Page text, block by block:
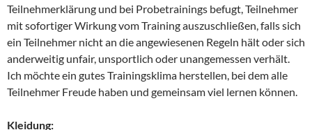
Teilnehmerklärung und bei Probetrainings befugt, Teilnehmer
mit sofortiger Wirkung vom Training auszuschließen, falls sich
ein Teilnehmer nicht an die angewiesenen Regeln hält oder sich
anderweitig unfair, unsportlich oder unangemessen verhält.
Ich möchte ein gutes Trainingsklima herstellen, bei dem alle
Teilnehmer Freude haben und gemeinsam viel lernen können.
Kleidung: